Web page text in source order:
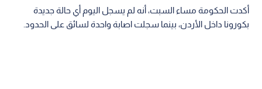
أكدت الحكومة مساء السبت، أنه لم يسجل اليوم أي حالة جديدة
بكورونا داخل الأردن، بينما سجلت اصابة واحدة لسائق على الحدود.